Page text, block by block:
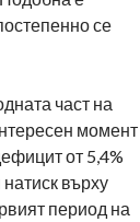
се
част на
момент
от 5,4%
върху
период на